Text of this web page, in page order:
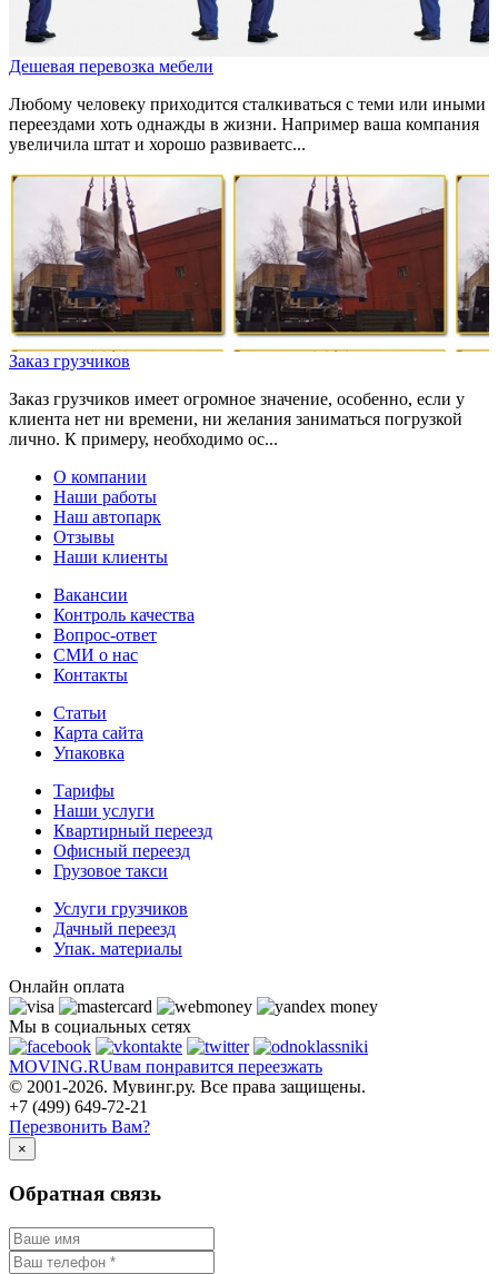
Дешевая перевозка мебели
Любому человеку приходится сталкиваться с теми или иными
переездами хоть однажды в жизни. Например ваша компания
увеличила штат и хорошо развиваетс...
Заказ грузчиков
Заказ грузчиков имеет огромное значение, особенно, если у
клиента нет ни времени, ни желания заниматься погрузкой
лично. К примеру, необходимо ос...
О компании
Наши работы
Наш автопарк
Отзывы
Наши клиенты
Вакансии
Контроль качества
Вопрос-ответ
СМИ о нас
Контакты
Статьи
Карта сайта
Упаковка
Тарифы
Наши услуги
Квартирный переезд
Офисный переезд
Грузовое такси
Услуги грузчиков
Дачный переезд
Упак. материалы
Онлайн оплата
Мы в социальных сетях
MOVING.RUвам понравится переезжать
© 2001-2026. Мувинг.ру. Все права защищены.
+7 (499) 649-72-21
Перезвонить Вам?
×
Обратная связь